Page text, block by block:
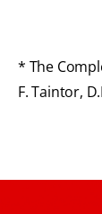
* The
F. Taintor,